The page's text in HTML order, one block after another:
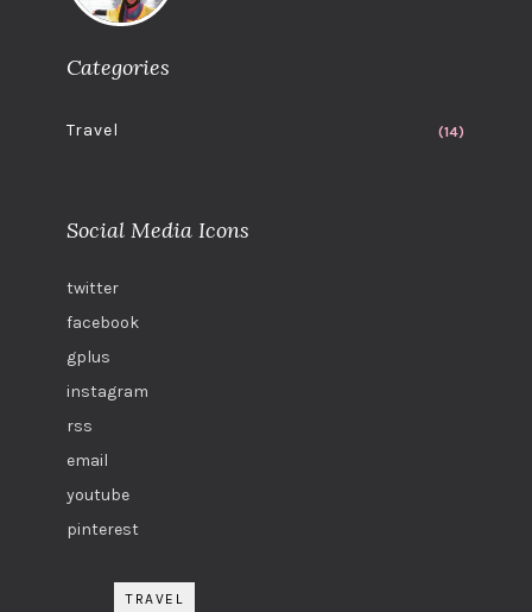
Categories
Travel (14)
Social Media Icons
twitter
facebook
gplus
instagram
rss
email
youtube
pinterest
TRAVEL